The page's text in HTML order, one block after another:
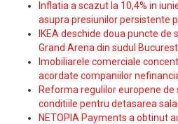
Inflatia a scazut la 10,4% in
asupra presiunilor persistente
IKEA deschide doua puncte de
Grand Arena din sudul
Imobiliarele comerciale
acordate companiilor
Reforma regulilor europene
conditiile pentru detasarea
NETOPIA Payments a obtinut